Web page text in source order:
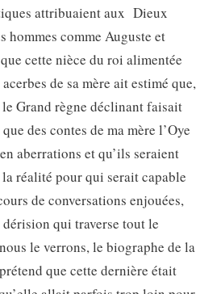
attribuaient aux Dieux
hommes comme Auguste et
cette nièce du roi alimentée
de sa mère ait estimé que,
Grand règne déclinant faisait
des contes de ma mère l’Oye
aberrations et qu’ils seraient
réalité pour qui serait capable
de conversations enjouées,
dérision qui traverse tout le
le verrons, le biographe de la
que cette dernière était